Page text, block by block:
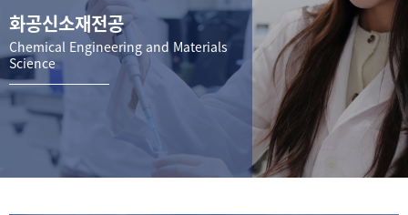
화공신소재전공
Chemical Engineering and Materials
Science